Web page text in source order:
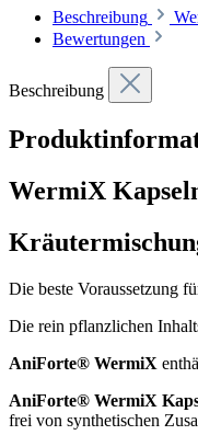
Beschreibung
Bewertungen
Beschreibung
WermiX
Die beste Voraussetzung
Die rein pflanzlichen
AniForte® WermiX
AniForte® WermiX
frei von synthetischen